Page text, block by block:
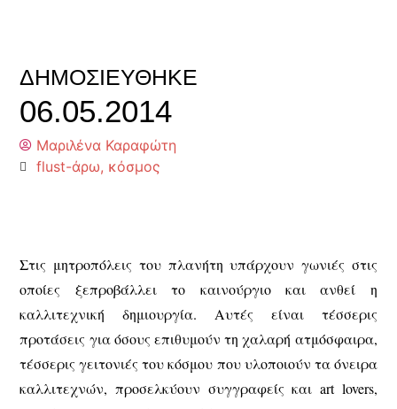
ΔΗΜΟΣΙΕΎΘΗΚΕ
06.05.2014
Μαριλένα Καραφώτη
flust-άρω, κόσμος
Στις μητροπόλεις του πλανήτη υπάρχουν γωνιές στις
οποίες ξεπροβάλλει το καινούργιο και ανθεί η
καλλιτεχνική δημιουργία. Αυτές είναι τέσσερις
προτάσεις για όσους επιθυμούν τη χαλαρή ατμόσφαιρα,
τέσσερις γειτονιές του κόσμου που υλοποιούν τα όνειρα
καλλιτεχνών, προσελκύουν συγγραφείς και art lovers,